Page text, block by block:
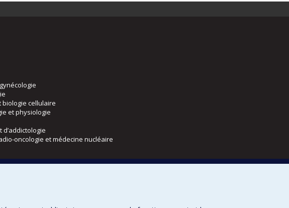
biologie cellulaire
et physiologie
d’addictologie
oncologie et médecine nucléaire